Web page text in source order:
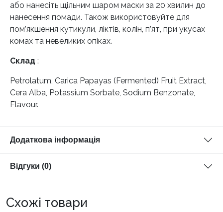
або нанесіть щільним шаром маски за 20 хвилин до
нанесення помади. Також використовуйте для
пом’якшення кутикули, ліктів, колін, п’ят, при укусах
комах та невеликих опіках.
Склад :
Petrolatum, Carica Papayas (Fermented) Fruit Extract,
Cera Alba, Potassium Sorbate, Sodium Benzonate,
Flavour.
Додаткова інформація
Відгуки (0)
Схожі товари